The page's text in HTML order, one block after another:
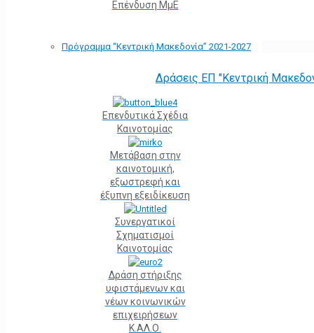
Επένδυση ΜμΕ
Πρόγραμμα “Κεντρική Μακεδονία” 2021-2027
Δράσεις ΕΠ "Κεντρική
Επενδυτικά Σχέδια
Καινοτομίας
Μετάβαση στην
καινοτομική,
εξωστρεφή και
έξυπνη εξειδίκευση
Συνεργατικοί
Σχηματισμοί
Καινοτομίας
Δράση στήριξης
υφιστάμενων και
νέων κοινωνικών
επιχειρήσεων
Κ.ΑΛ.Ο.